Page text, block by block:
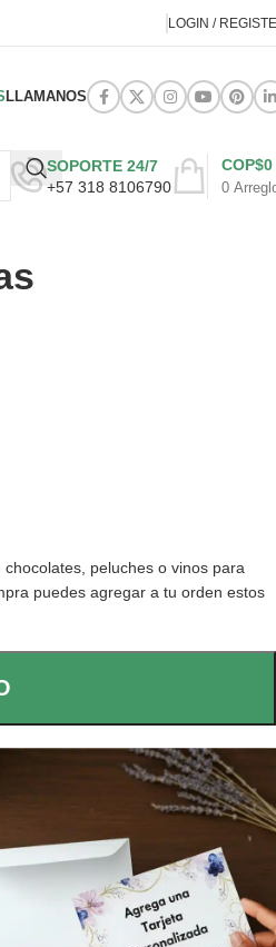
LOGIN /
LLAMANOS
SOPORTE 24/7
+57 318 8106790
0
COP$0
peluches o vinos para
puedes agregar a tu orden estos